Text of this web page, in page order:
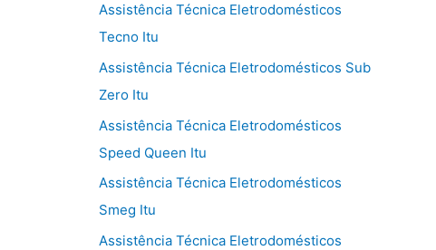
Assistência Técnica Eletrodomésticos
Tecno Itu
Assistência Técnica Eletrodomésticos Sub
Zero Itu
Assistência Técnica Eletrodomésticos
Speed Queen Itu
Assistência Técnica Eletrodomésticos
Smeg Itu
Assistência Técnica Eletrodomésticos